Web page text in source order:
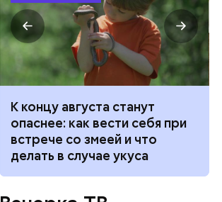
К концу августа станут
опаснее: как вести себя при
встрече со змеей и что
делать в случае укуса